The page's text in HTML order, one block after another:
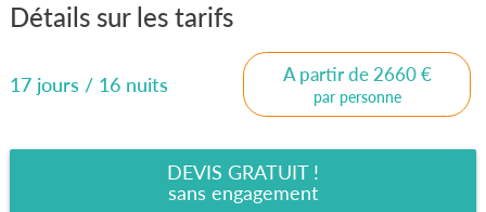
Détails sur les tarifs
17 jours / 16 nuits A partir de 2660 €
par personne
DEVIS GRATUIT !
sans engagement